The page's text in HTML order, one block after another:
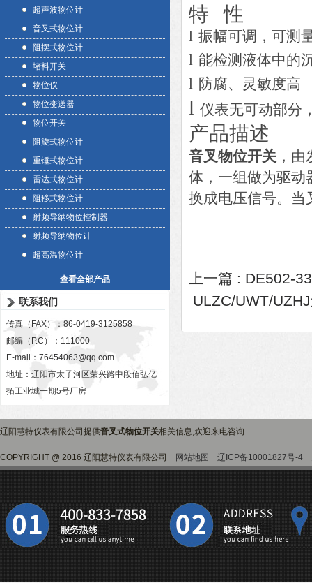
超声波物位计
音叉式物位计
阻摆式物位计
堵料开关
物位仪
物位变送器
物位开关
阻旋式物位计
重锤式物位计
雷达式物位计
阻移式物位计
射频导纳物位控制器
射频导纳物位计
超高温物位计
查看全部产品
联系我们
传真（FAX）：86-0419-3125858
邮编（P.C）：111000
E-mail： 76454063@qq.com
地址：辽阳市太子河区荣兴路中段佰弘亿
拓工业城一期5号厂房
l 振幅可调，可测
l 能检测液体中的
l 防腐、灵敏度高
l 仪表无可动部分
产
音叉物位开关 ，
体，一组做为驱动
换成电压信号。当
上一篇 : DE502-
ULZC/UWT/
辽阳慧特仪表有限公司提供音叉式物位开关相关信息,欢迎来电咨询
COPYRIGHT @ 2016 辽阳慧特仪表有限公司 网站地图 辽ICP备10001827号-4